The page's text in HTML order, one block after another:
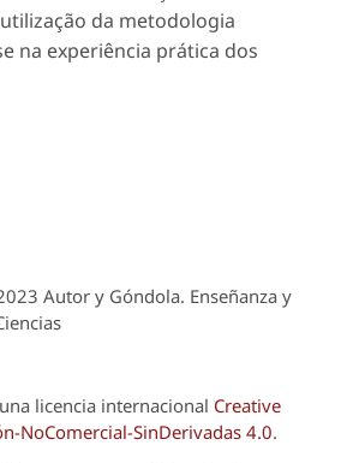
da metodologia
na experiência prática dos
Autor y Góndola. Enseñanza y
licencia internacional Creative
NoComercial-SinDerivadas 4.0.